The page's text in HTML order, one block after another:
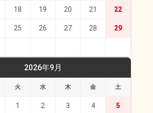
18 19 20 21 22
25 26 27 28 29
2026年9月
火 水 木 金 土
1 2 3 4 5